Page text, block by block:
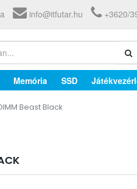
info@itfutar.hu +3620/
Memória SSD
Beast Black